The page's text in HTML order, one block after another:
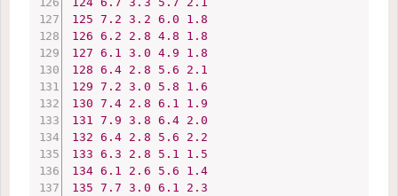
125 7.2 3.2 6.0
1.8
126 6.2 2.8 4.8
1.8
127 6.1 3.0 4.9
1.8
128 6.4 2.8 5.6
2.1
129 7.2 3.0 5.8
1.6
130 7.4 2.8 6.1
1.9
131
7.9 3.8 6.4 2.0
132 6.4 2.8 5.6
2.2
133 6.3 2.8 5.1
1.5
134 6.1 2.6 5.6
1.4
135 7.7 3.0 6.1
2.3